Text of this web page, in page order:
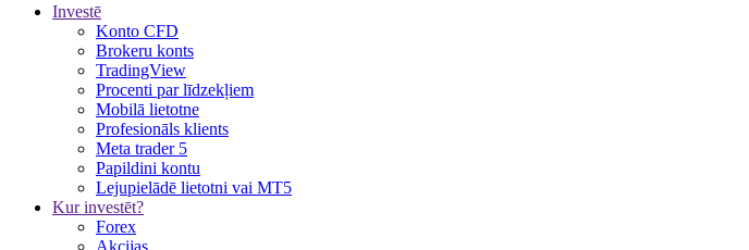
Investē
Konto CFD
Brokeru konts
TradingView
Procenti par līdzekļiem
Mobilā lietotne
Profesionāls klients
Meta trader 5
Papildini kontu
Lejupielādē lietotni vai MT5
Kur investēt?
Forex
Akcijas